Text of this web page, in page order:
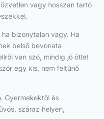
vagy hosszan tartó
bizonytalan vagy. Ha
belső bevonata
van szó, mindig jó ötlet
egy kis, nem feltűnő
Gyermekektől és
száraz helyen,